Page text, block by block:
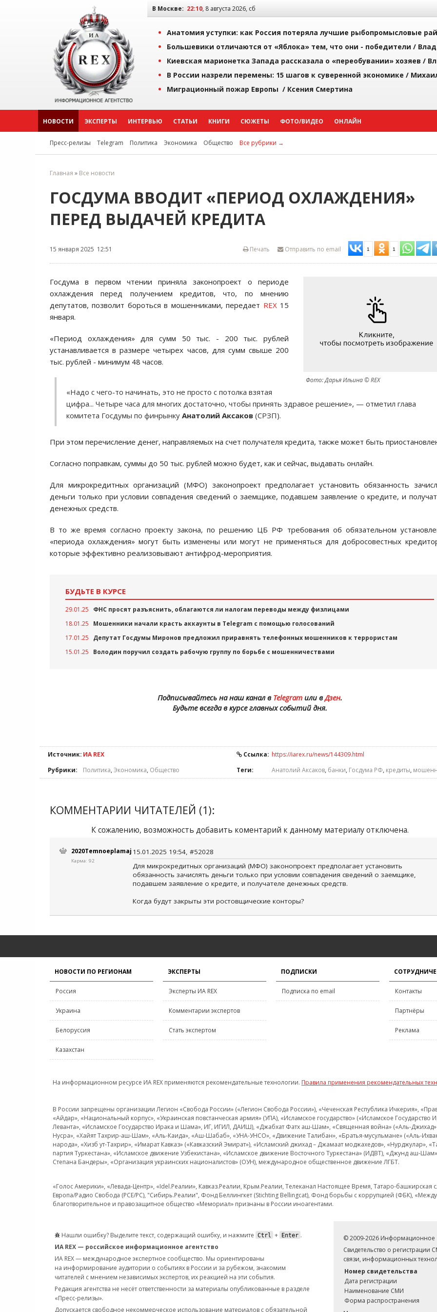
В Москве: 22:10, 8 августа 2026, сб
Анатомия уступки: как Россия потеряла лучшие рыбопромысловые
Большевики отличаются от «Яблока» тем, что они - победители /
Киевская марионетка Запада рассказала о «переобувании» хозяев /
В России назрели перемены: 15 шагов к суверенной экономике /
Миграционный пожар Европы / Ксения Смертина
НОВОСТИ ЭКСПЕРТЫ ИНТЕРВЬЮ СТАТЬИ КНИГИ СЮЖЕТЫ ФОТО/ВИДЕО ОНЛАЙН
Пресс-релизы Telegram Политика Экономика Общество Все рубрики →
Главная » Все новости
ГОСДУМА ВВОДИТ «ПЕРИОД ОХЛАЖДЕНИЯ»
ПЕРЕД ВЫДАЧЕЙ КРЕДИТА
15 января 2025 12:51 Отправить по email 1 1
Печать
Фото: Дарья Ильина © REX
Госдума в первом чтении приняла законопроект о периоде
охлаждения перед получением кредитов, что, по мнению
депутатов, позволит бороться в мошенниками, передает REX15
января.
«Период охлаждения» для сумм 50 тыс. - 200 тыс. рублей
устанавливается в размере четырех часов, для сумм свыше 200
тыс. рублей - минимум 48 часов.
«Надо с чего-то начинать, это не просто с потолка взятая
цифра... Четыре часа для многих достаточно, чтобы принять здравое решение», — отметил глава
комитета Госдумы по финрынку Анатолий Аксаков (СРЗП).
При этом перечисление денег, направляемых на счет получателя кредита, также может быть
Согласно поправкам, суммы до 50 тыс. рублей можно будет, как и сейчас, выдавать онлайн.
Для микрокредитных организаций (МФО) законопроект предполагает установить обязанность
деньги только при условии совпадения сведений о заемщике, подавшем заявление о кредите, и
денежных средств.
В то же время согласно проекту закона, по решению ЦБ РФ требования об обязательном
«периода охлаждения» могут быть изменены или могут не применяться для добросовестных
которые эффективно реализовывают антифрод-мероприятия.
БУДЬТЕ В КУРСЕ
29.01.25
ФНС просят разъяснить, облагаются ли налогам переводы между физлицами
18.01.25
Мошенники начали красть аккаунты в Telegram с помощью голосований
17.01.25
Депутат Госдумы Миронов предложил приравнять телефонных мошенников к террористам
15.01.25
Володин поручил создать рабочую группу по борьбе с мошенничествами
Подписывайтесь на наш канал в Telegramили вДзен.
Будьте всегда в курсе главных событий дня.
Источник: ИА REX Ссылка: https://iarex.ru/news/144309.html
Рубрики:
Политика, Экономика, Общество Теги: Анатолий Аксаков, банки, Госдума РФ, кредиты,
КОММЕНТАРИИ ЧИТАТЕЛЕЙ (1):
К сожалению, возможность добавить коментарий к данному материалу отключена.
2020Temnoeplamaj
Карма: 92
15.01.2025 19:54, #52028
Для микрокредитных организаций (МФО) законопроект предполагает установить
обязанность зачислять деньги только при условии совпадения сведений о заемщике,
подавшем заявление о кредите, и получателе денежных средств.
Когда будут закрыты эти ростовщические конторы?
НОВОСТИ ПО РЕГИОНАМ
Россия
Украина
Белоруссия
Казахстан
ЭКСПЕРТЫ
Эксперты ИА REX
Комментарии экспертов
Стать экспертом
ПОДПИСКИ
Подписка по email Контакты
Партнёры
Реклама
На информационном ресурсе ИА REX применяются рекомендательные технологии. Правила применения рекомендательных
В России запрещены организации Легион «Свобода России» («Легион Свобода России»), «Чеченская Республика Ичкерия»,
«Айдар», «Национальный корпус», «Украинская повстанческая армия» (УПА), «Исламское государство» («Исламское
Леванта», «Исламское Государство Ирака и Шама», ИГ, ИГИЛ, ДАИШ), «Джабхат Фатх аш-Шам», «Священная война» («Аль-Джихад»
Нусра», «Хайят Тахрир-аш-Шам», «Аль-Каида», «Аш-Шабаб», «УНА-УНСО», «Движение Талибан», «Братья-мусульмане» («Аль-
народа», «Хизб ут-Тахрир», «Имарат Кавказ» («Кавказский Эмират»), «Исламский джихад – Джамаат моджахедов», «Нурджулар»,
партия Туркестана», «Исламское движение Узбекистана», «Исламское движение Восточного Туркестана» (ИДВТ), «Джунд аш-
Степана Бандеры», «Организация украинских националистов» (ОУН), международное общественное движение ЛГБТ.
«Голос Америки», «Левада-Центр», «Idel.Реалии», Кавказ.Реалии, Крым.Реалии, Телеканал Настоящее Время, Татаро-
Европа/Радио Свобода (PCE/PC), "Сибирь.Реалии", Фонд Беллингкет (Stichting Bellingcat), Фонд борьбы с коррупцией (ФБК),
благотворительное и правозащитное общество «Мемориал» признаны в России иноагентами.
Нашли ошибку? Выделите текст, содержащий ошибку, и нажмите Ctrl + Enter .
ИА REX — российское информационное агентство
ИА REX — международное экспертное сообщество. Мы ориентированы
на информирование аудитории о событиях в России и за рубежом, знакомим
читателей с мнением независимых экспертов, их реакцией на эти события.
Редакция агентства не несёт ответственности за материалы опубликованные в разделе
«Пресс-релизы».
Допускается свободное некоммерческое использование материалов с обязательной
© 2009-2026 Информационное
Свидетельство о
связи, информационных
Номер свидетельства
Дата регистрации
Наименование СМИ
Форма распространения